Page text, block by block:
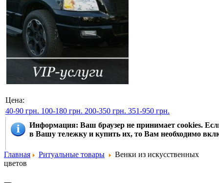
Цена:
40-90 грн. 100-180 грн. 200-350 грн. 351-950 грн.
Информация: Ваш браузер не принимает cookies.
в Вашу тележку и купить их, то Вам необходимо
Главная Ритуальные товары
Венки из искусственных
цветов